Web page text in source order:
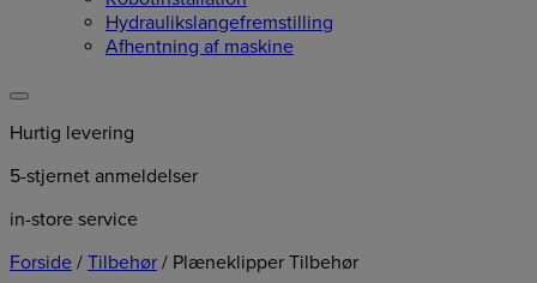
Hydraulikslangefremstilling
Afhentning af maskine
Hurtig levering
5-stjernet anmeldelser
in-store service
Forside / Tilbehør / Plæneklipper Tilbehør